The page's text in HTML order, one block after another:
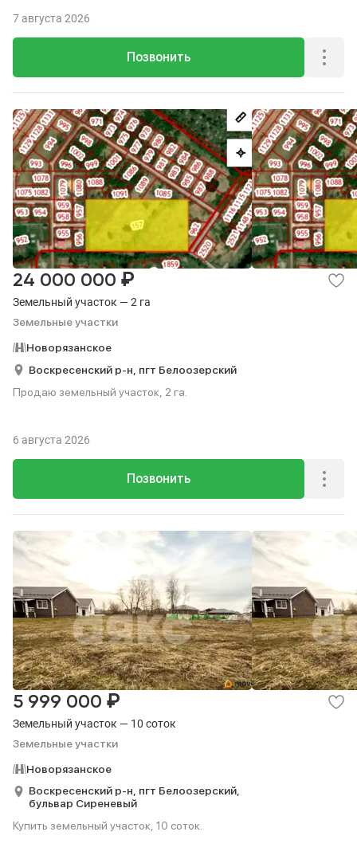
Позвонить
7 августа 2026
Земельный участок — 2 га
Земельные участки
24 000 000 ₽
Новорязанское
Воскресенский р-н, пгт Белоозерский
Продаю земельный участок, 2 га.
Позвонить
6 августа 2026
Земельный участок — 10 соток
Земельные участки
5 999 000 ₽
Новорязанское
Воскресенский р-н, пгт Белоозерский,
бульвар Сиреневый
Купить земельный участок, 10 соток.